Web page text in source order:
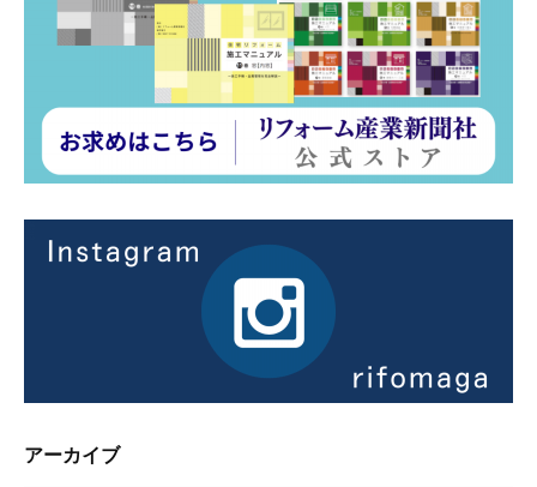
アーカイブ